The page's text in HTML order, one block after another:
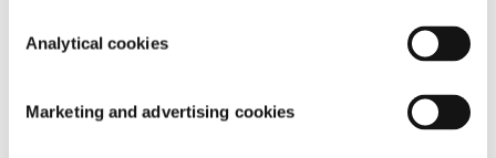
Analytical cookies
Marketing and advertising cookies
Wasserwerte
Informative/technische Schulungen für neue